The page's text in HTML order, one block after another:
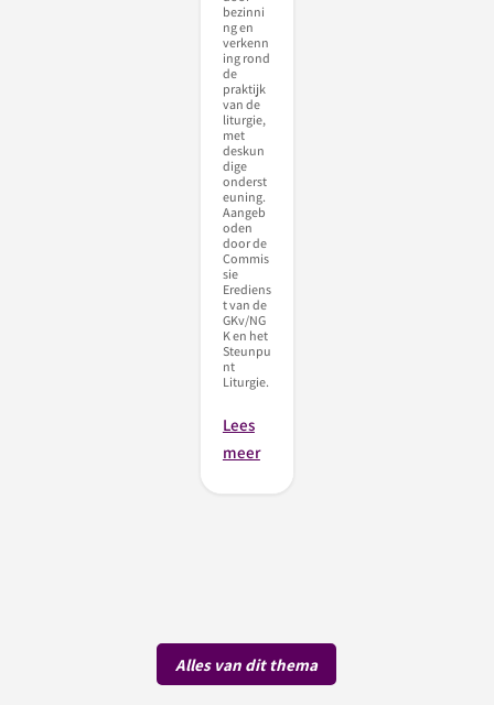
bezinni
ng en
verkenn
ing rond
de
praktijk
van de
liturgie,
met
deskun
dige
onderst
euning.
Aangeb
oden
door de
Commis
sie
Erediens
t van de
GKv/NG
K en het
Steunpu
nt
Liturgie.
Lees
meer
Alles van dit thema